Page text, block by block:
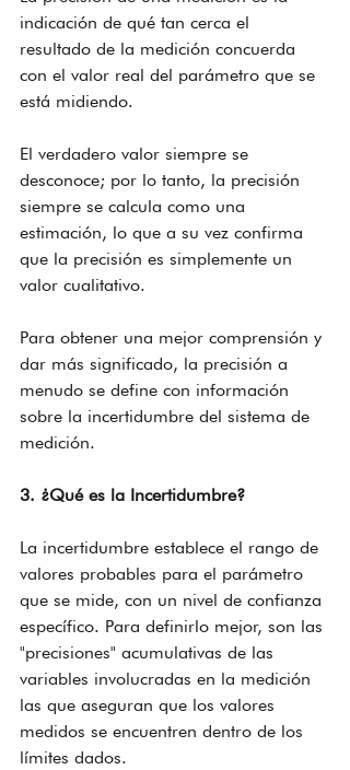
indicación de qué tan cerca el
resultado de la medición concuerda
con el valor real del parámetro que se
está midiendo.
El verdadero valor siempre se
desconoce; por lo tanto, la precisión
siempre se calcula como una
estimación, lo que a su vez confirma
que la precisión es simplemente un
valor cualitativo.
Para obtener una mejor comprensión y
dar más significado, la precisión a
menudo se define con información
sobre la incertidumbre del sistema de
medición.
3. ¿Qué es la Incertidumbre?
La incertidumbre establece el rango de
valores probables para el parámetro
que se mide, con un nivel de confianza
específico. Para definirlo mejor, son las
"precisiones" acumulativas de las
variables involucradas en la medición
las que aseguran que los valores
medidos se encuentren dentro de los
límites dados.